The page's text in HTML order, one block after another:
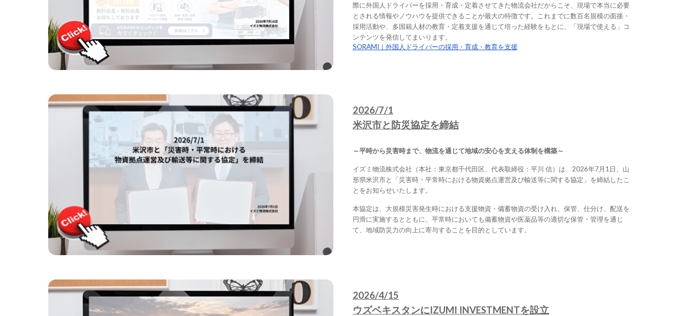
際に外国人ドライバーを採用・育成・定着させてきた物流会社だからこそ、現場で本当に必要
とされる情報やノウハウを提供できることが最大の特徴です。これまでに数百名規模の面接・
採用活動や、多国籍人材の教育・定着支援を通じて培った経験をもとに、「現場で使える」コ
ンテンツを発信してまいります。
SORAMI｜外国人ドライバーの採用・育成・教育を支援
2026/7/1
米沢市と防災協定を締結
～平時から災害時まで、物流を通じて地域の安心を支える体制を構築～
イズミ物流株式会社（本社：東京都千代田区、代表取締役：平川 信）は、2026年7月1日、山
形県米沢市と「災害時・平常時における物資拠点運営及び輸送等に関する協定」を締結したこ
とをお知らせいたします。
本協定は、大規模災害発生時における支援物資・備蓄物資の受け入れ、保管、仕分け、配送を
円滑に実施するとともに、平常時においても備蓄物資や医薬品等の適切な保管・管理を通じ
て、地域防災力の向上に寄与することを目的としています。
2026/4/15
ウズベキスタンにIZUMI INVESTMENTを設立